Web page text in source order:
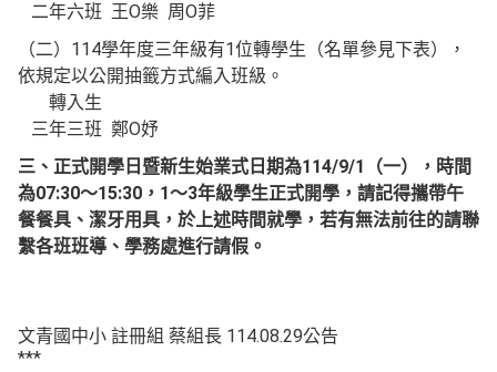
二年六班 王O樂 周O菲
（二）114學年度三年級有1位轉學生（名單參見下表），
依規定以公開抽籤方式編入班級。
轉入生
三年三班 鄭O妤
三、正式開學日暨新生始業式日期為114/9/1
（一），時間
為07:30～15:30 ， 1～3年級學生正式開學，請記得攜帶午
餐餐具、潔牙用具，於上述時間就學， 若有無法前往的請聯
繫各班班導、學務處進行請假。
文青國中小 註冊組 蔡組長 114.08.29公告
***